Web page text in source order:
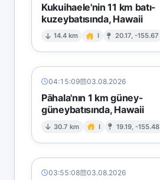
Kukuihaele'nin 11 km batı-
kuzeybatısında, Hawaii
14.4 km I 20.17, -155.67
04:15:09 03.08.2026
Pāhala'nın 1 km güney-
güneybatısında, Hawaii
30.7 km I 19.19, -155.48
03:55:08 03.08.2026